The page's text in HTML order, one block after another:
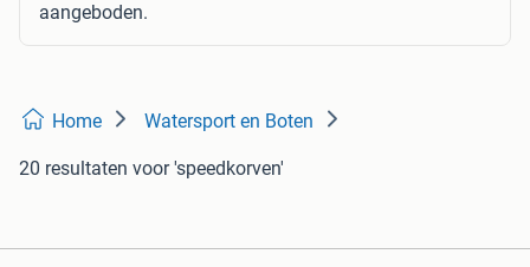
aangeboden.
Home Watersport en Boten
20 resultaten voor 'speedkorven'